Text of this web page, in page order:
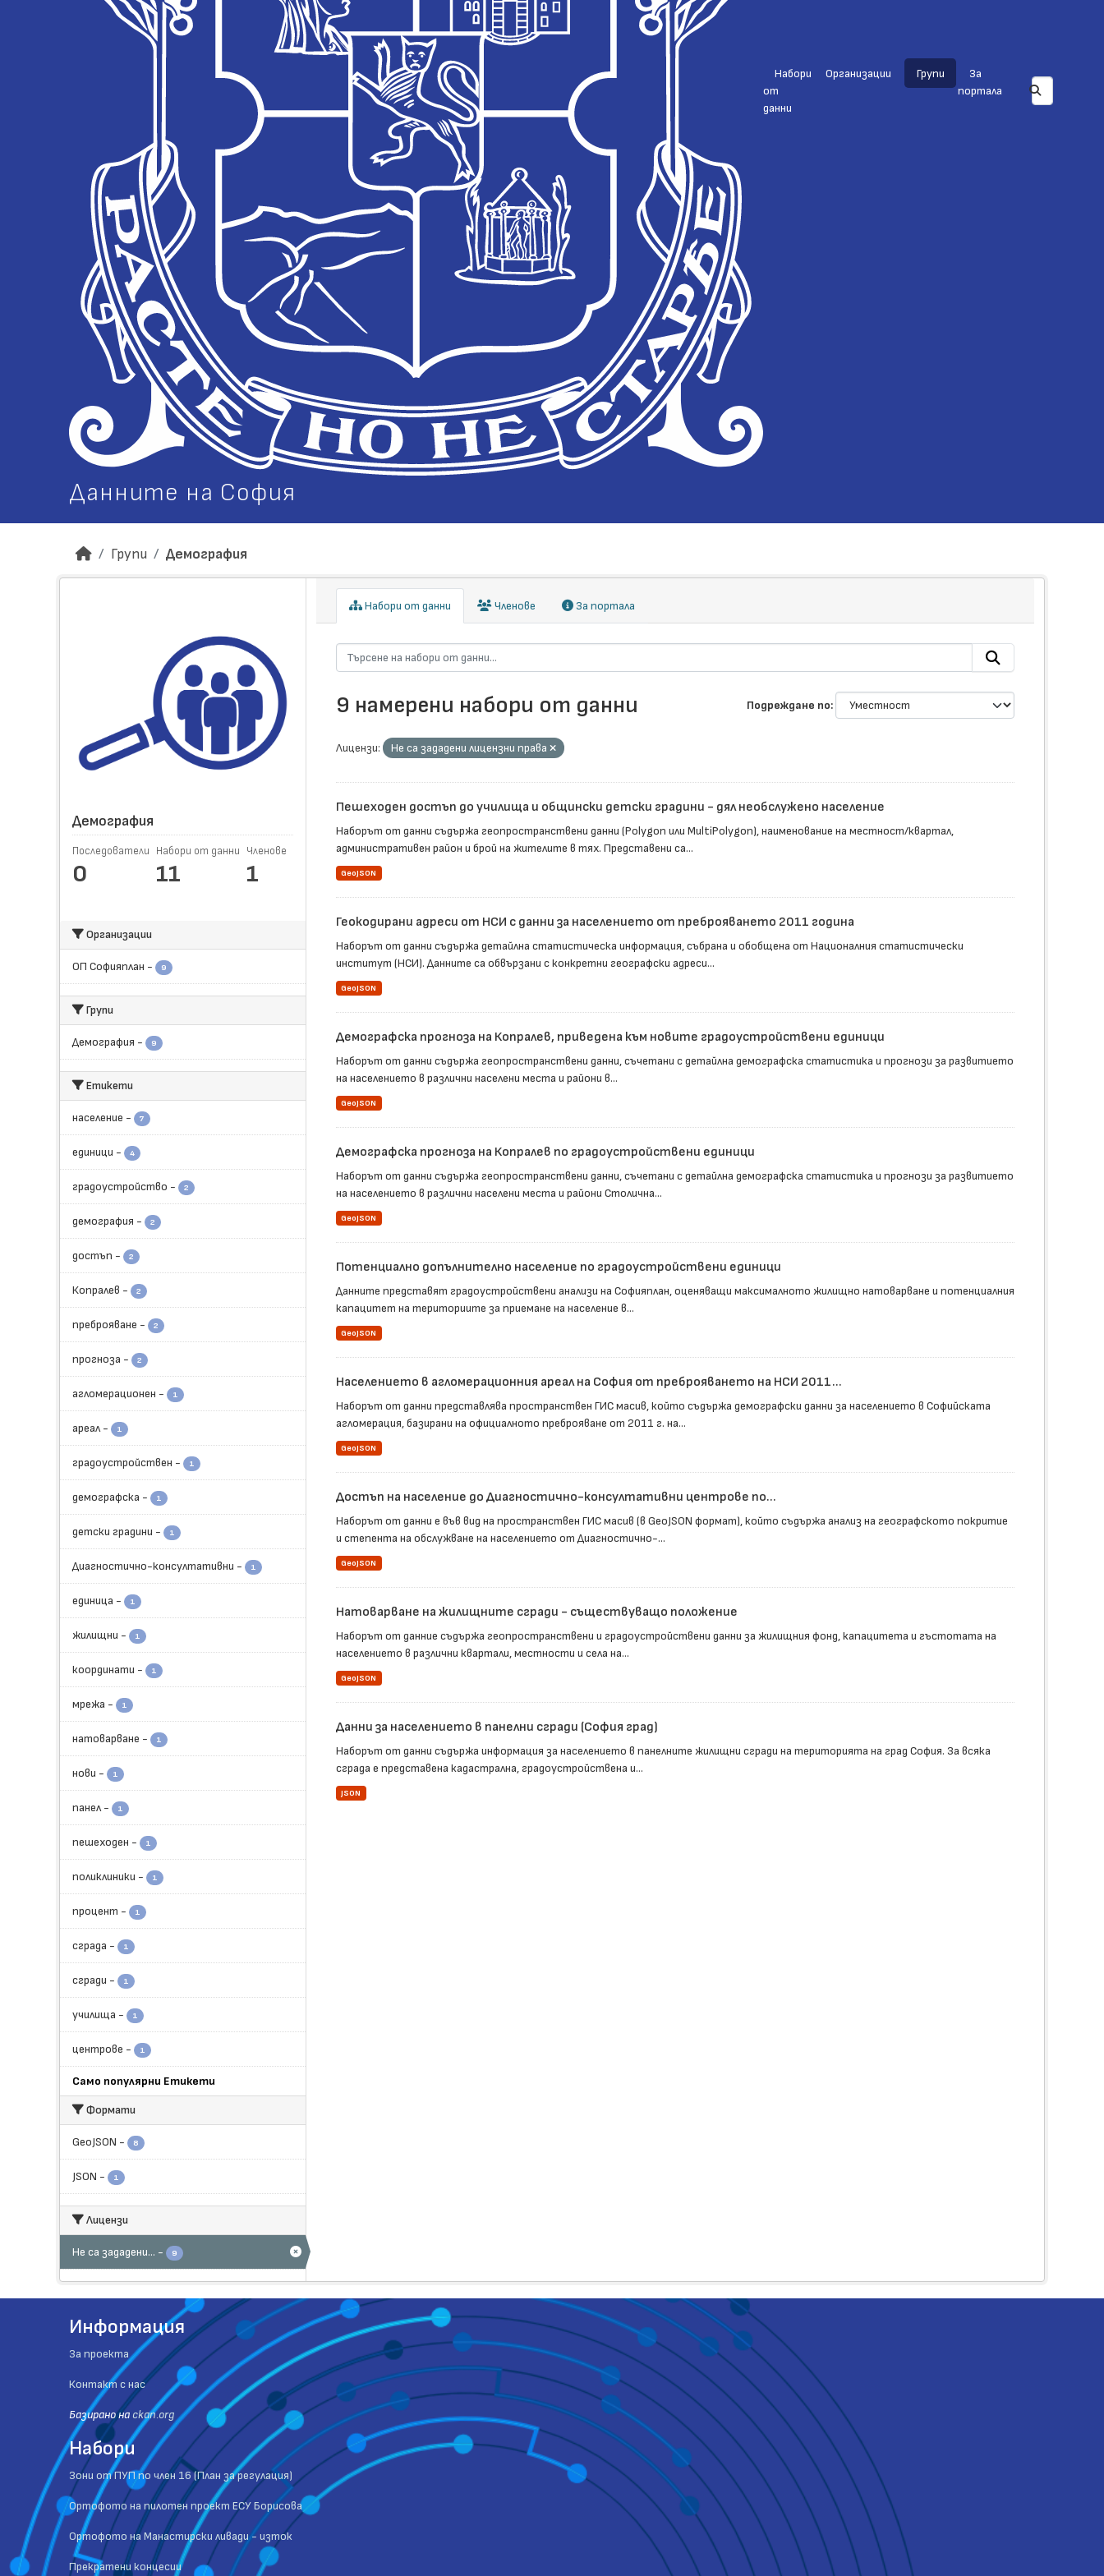
Данните на София
Набори
от
данни
Организации Групи
За
портала
Групи Демография
Демография
Последователи
0
Набори от данни
11
Членове
1
Организации
ОП Софияплан - 9
Групи
Демография - 9
Етикети
население - 7
единици - 4
градоустройство - 2
демография - 2
достъп - 2
Копралев - 2
преброяване - 2
прогноза - 2
агломерационен - 1
ареал - 1
градоустройствен - 1
демографска - 1
детски градини - 1
Диагностично-консултативни - 1
единица - 1
жилищни - 1
координати - 1
мрежа - 1
натоварване - 1
нови - 1
панел - 1
пешеходен - 1
поликлиники - 1
процент - 1
сграда - 1
сгради - 1
училища - 1
центрове - 1
Само популярни Етикети
Формати
GeoJSON - 8
JSON - 1
Лицензи
Не са зададени... - 9
Набори от данни Членове За портала
Подреждане по
9 намерени набори от данни
Лицензи: Не са зададени лицензни права
Пешеходен достъп до училища и общински детски градини - дял необслужено население
Наборът от данни съдържа геопространствени данни (Polygon или MultiPolygon), наименование на местност/квартал,
административен район и брой на жителите в тях. Представени са...
GeoJSON
Геокодирани адреси от НСИ с данни за населението от преброяването 2011 година
Наборът от данни съдържа детайлна статистическа информация, събрана и обобщена от Националния статистически
институт (НСИ). Данните са обвързани с конкретни географски адреси...
GeoJSON
Демографска прогноза на Копралев, приведена към новите градоустройствени единици
Наборът от данни съдържа геопространствени данни, съчетани с детайлна демографска статистика и прогнози за развитието
на населението в различни населени места и райони в...
GeoJSON
Демографска прогноза на Копралев по градоустройствени единици
Наборът от данни съдържа геопространствени данни, съчетани с детайлна демографска статистика и прогнози за развитието
на населението в различни населени места и райони Столична...
GeoJSON
Потенциално допълнително население по градоустройствени единици
Данните представят градоустройствени анализи на Софияплан, оценяващи максималното жилищно натоварване и потенциалния
капацитет на териториите за приемане на население в...
GeoJSON
Населението в агломерационния ареал на София от преброяването на НСИ 2011...
Наборът от данни представлява пространствен ГИС масив, който съдържа демографски данни за населението в Софийската
агломерация, базирани на официалното преброяване от 2011 г. на...
GeoJSON
Достъп на население до Диагностично-консултативни центрове по...
Наборът от данни е във вид на пространствен ГИС масив (в GeoJSON формат), който съдържа анализ на географското покритие
и степента на обслужване на населението от Диагностично-...
GeoJSON
Натоварване на жилищните сгради - съществуващо положение
Наборът от данние съдържа геопространствени и градоустройствени данни за жилищния фонд, капацитета и гъстотата на
населението в различни квартали, местности и села на...
GeoJSON
Данни за населението в панелни сгради (София град)
Наборът от данни съдържа информация за населението в панелните жилищни сгради на територията на град София. За всяка
сграда е представена кадастрална, градоустройствена и...
JSON
Информация
За проекта
Контакт с нас
Базиранo на ckan.org
Набори
Зони от ПУП по член 16 (План за регулация)
Ортофото на пилотен проект ЕСУ Борисова
Ортофото на Манастирски ливади - изток
Прекратени концесии